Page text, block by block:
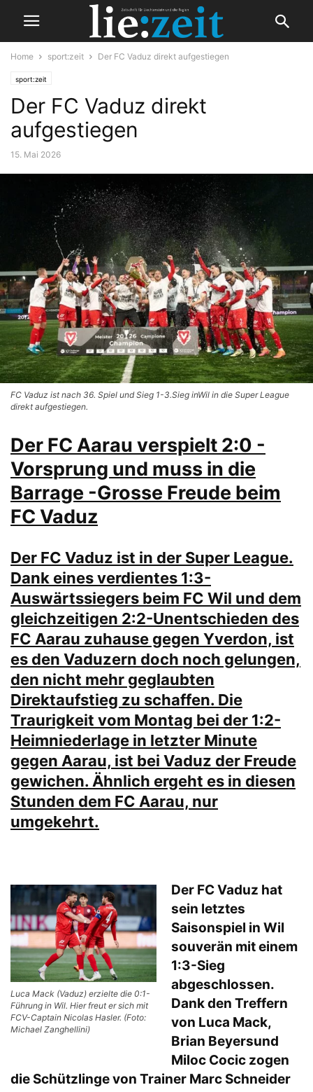
Home sport:zeit Der FC Vaduz direkt aufgestiegen
sport:zeit
Der FC Vaduz direkt
aufgestiegen
15. Mai 2026
FC Vaduz ist nach 36. Spiel und Sieg 1-3.Sieg inWil in die Super League
direkt aufgestiegen.
Der FC Aarau verspielt 2:0 -
Vorsprung und muss in die
Barrage -Grosse Freude beim
FC Vaduz
Der FC Vaduz ist in der Super League.
Dank eines verdientes 1:3-
Auswärtssiegers beim FC Wil und dem
gleichzeitigen 2:2-Unentschieden des
FC Aarau zuhause gegen Yverdon, ist
es den Vaduzern doch noch gelungen,
den nicht mehr geglaubten
Direktaufstieg zu schaffen. Die
Traurigkeit vom Montag bei der 1:2-
Heimniederlage in letzter Minute
gegen Aarau, ist bei Vaduz der Freude
gewichen. Ähnlich ergeht es in diesen
Stunden dem FC Aarau, nur
umgekehrt.
Luca Mack (Vaduz) erzielte die 0:1-
Führung in Wil. Hier freut er sich mit
FCV-Captain Nicolas Hasler. (Foto:
Michael Zanghellini)
Der FC Vaduz hat
sein letztes
Saisonspiel in Wil
souverän mit einem
1:3-Sieg
abgeschlossen.
Dank den Treffern
von Luca Mack,
Brian Beyersund
Miloc Cocic zogen
die Schützlinge von Trainer Marc Schneider